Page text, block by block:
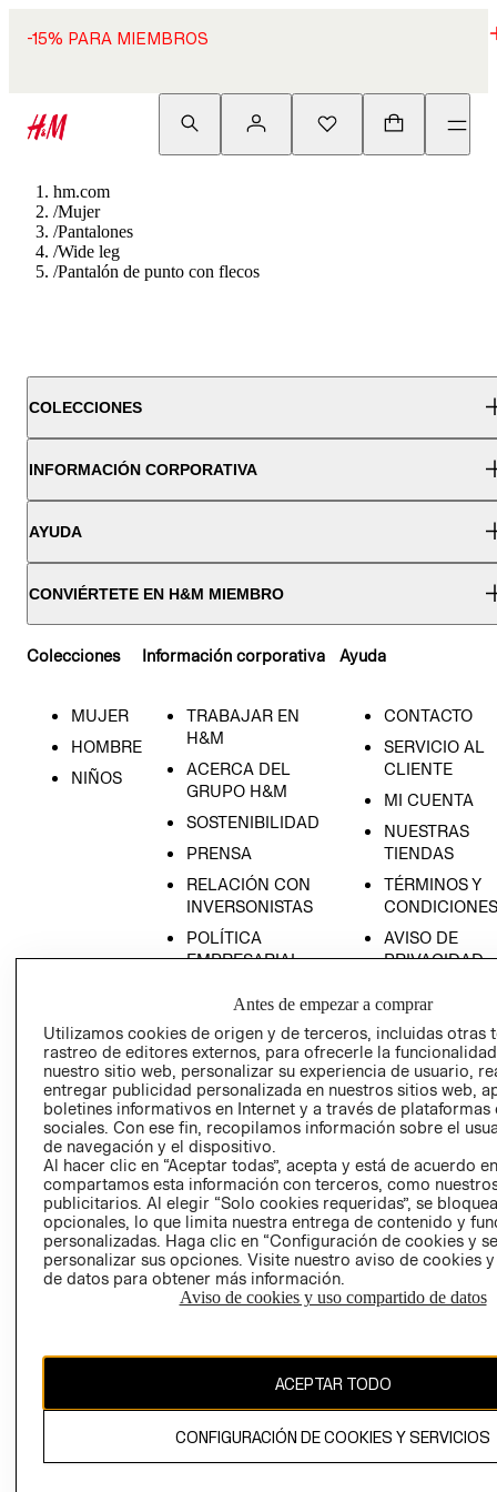
-15% PARA MIEMBROS
hm.com
/Mujer
/Pantalones
/Wide leg
/Pantalón de punto con flecos
COLECCIONES
INFORMACIÓN CORPORATIVA
AYUDA
CONVIÉRTETE EN H&M MIEMBRO
Colecciones
MUJER
HOMBRE
NIÑOS
Información corporativa
TRABAJAR EN
H&M
ACERCA DEL
GRUPO H&M
SOSTENIBILIDAD
PRENSA
RELACIÓN CON
INVERSONISTAS
POLÍTICA
EMPRESARIAL
Ayuda
CONTACTO
SERVICIO AL
CLIENTE
MI CUENTA
NUESTRAS
TIENDAS
TÉRMINOS Y
CONDICIONES
AVISO DE
PRIVACIDAD
COOKIES
LIBRO DE
Ecuador ($)
CAMBIAR REGIÓN
El contenido de esta página web está protegido por copyright y es
propiedad de H&M Hennes & Mauritz AB.
Antes de empezar a comprar
Utilizamos cookies de origen y de terceros, incluidas otras
rastreo de editores externos, para ofrecerle la
nuestro sitio web, personalizar su experiencia de usuario,
entregar publicidad personalizada en nuestros sitios web,
boletines informativos en Internet y a través de plataformas
sociales. Con ese fin, recopilamos información sobre el
de navegación y el dispositivo.
Al hacer clic en “Aceptar todas”, acepta y está de acuerdo
compartamos esta información con terceros, como
publicitarios. Al elegir “Solo cookies requeridas”, se
opcionales, lo que limita nuestra entrega de contenido y
personalizadas. Haga clic en “Configuración de cookies y
personalizar sus opciones. Visite nuestro aviso de cookies
de datos para obtener más información.
Aviso de cookies y uso compartido de datos
ACEPTAR TODO
CONFIGURACIÓN DE COOKIES Y SERVICIOS